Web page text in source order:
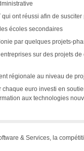
ont réussi afin de
écoles secondaires
par quelques projets-
sur des projets
régionale au niveau de
euro investi en
aux technologies
& Services, la